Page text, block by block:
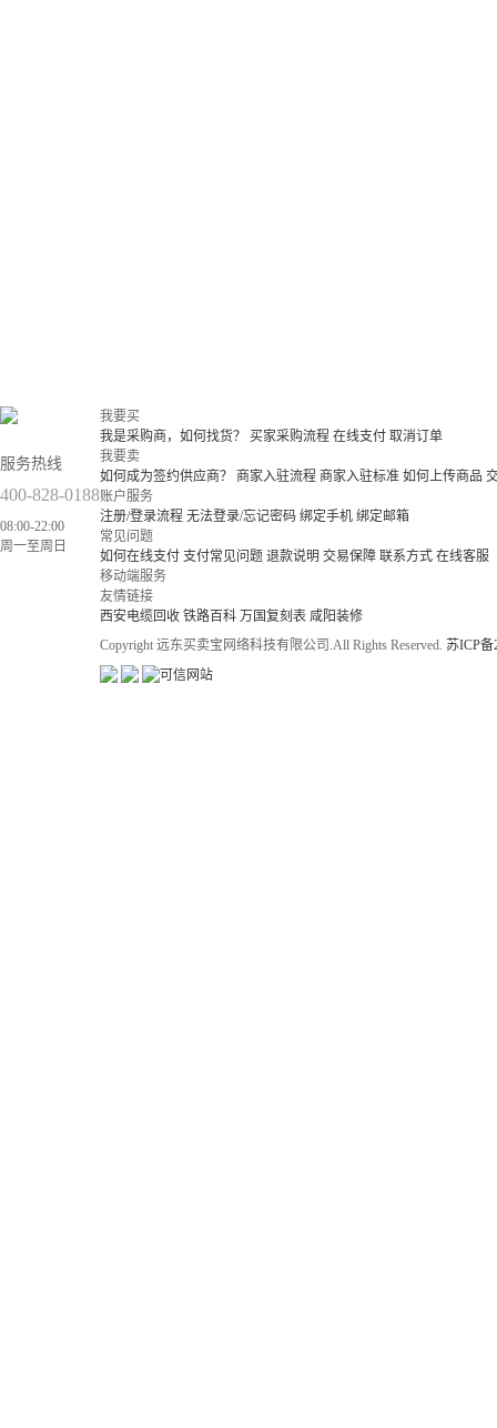
服务热线
400-828-0188
08:00-22:00
周一至周日
我要买
我是采购商，如何找货？
买家采购流程 在线支付 取消订单
我要卖
如何成为签约供应商？
商家入驻流程 商家入驻标准 如何上传商品
账户服务
注册/登录流程 无法登录/忘记密码 绑定手机 绑定邮箱
常见问题
如何在线支付 支付常见问题 退款说明 交易保障 联系方式 在线客服
移动端服务
友情链接
西安电缆回收 铁路百科 万国复刻表 咸阳装修
Copyright 远东买卖宝网络科技有限公司.All Rights Reserved. 苏ICP备